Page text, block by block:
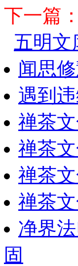
下一篇：
五明文
闻思
遇到
禅茶
禅茶
禅茶
禅茶
净界
固